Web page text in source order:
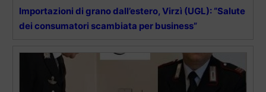
Importazioni di grano dall’estero, Virzì (UGL): “Salute
dei consumatori scambiata per business”